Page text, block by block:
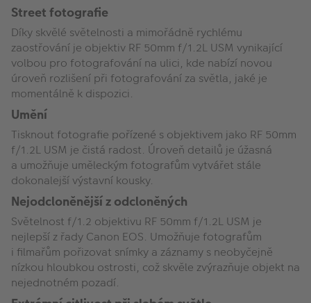
Street fotografie
Díky skvělé světelnosti a mimořádně rychlému
zaostřování je objektiv RF 50mm f/1.2L USM vynikající
volbou pro fotografování na ulici, kde nabízí novou
úroveň rozlišení při fotografování za světla, jaké je
momentálně k dispozici.
Umění
Tisknout fotografie pořízené s objektivem jako RF 50mm
f/1.2L USM je čistá radost. Úroveň detailů je úžasná
a umožňuje uměleckým fotografům vytvářet stále
dokonalejší výstavní kousky.
Nejodcloněnější z odcloněných
Světelnost f/1.2 objektivu RF 50mm f/1.2L USM je
nejlepší z řady Canon EOS. Umožňuje fotografům
i filmařům pořizovat snímky a záznamy s neobyčejně
nízkou hloubkou ostrosti, což skvěle zvýrazňuje objekt na
nejednotném pozadí.